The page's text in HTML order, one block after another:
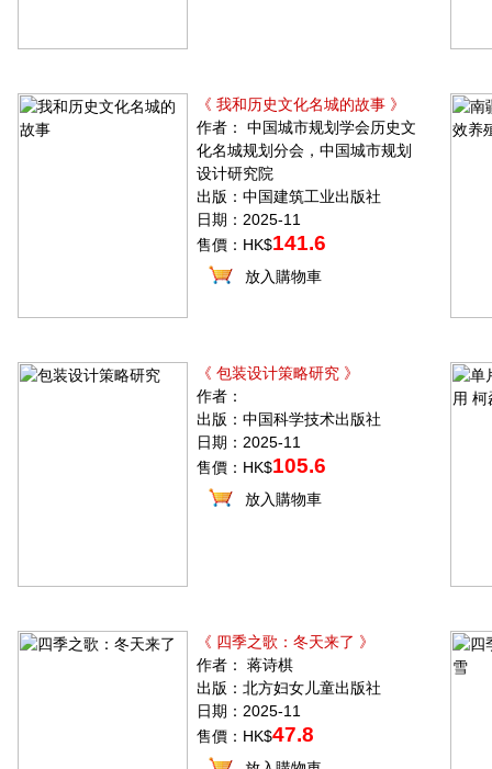
《 我和历史文化名城的故事 》
作者： 中国城市规划学会历史文
化名城规划分会，中国城市规划
设计研究院
出版：中国建筑工业出版社
日期：2025-11
售價：HK$141.6
放入購物車
《 包装设计策略研究 》
作者：
出版：中国科学技术出版社
日期：2025-11
售價：HK$105.6
放入購物車
《 四季之歌：冬天来了 》
作者： 蒋诗棋
出版：北方妇女儿童出版社
日期：2025-11
售價：HK$47.8